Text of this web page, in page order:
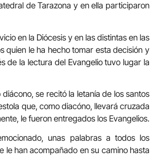
de Tarazona y en ella participaron
en la Diócesis y en las distintas en las
quien le ha hecho tomar esta decisión y
de la lectura del Evangelio tuvo lugar la
se recitó la letanía de los santos
que, como diacóno, llevará cruzada
le fueron entregados los Evangelios.
unas palabras a todos los
le han acompañado en su camino hasta